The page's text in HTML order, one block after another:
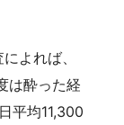
よれば、
は酔った経
平均11,300